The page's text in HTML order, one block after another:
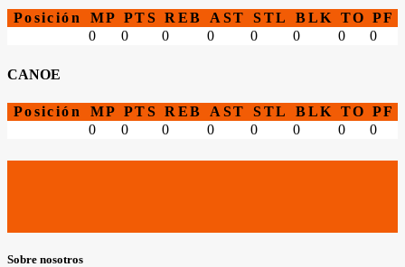
Posición MP PTS REB AST STL BLK TO PF
0
0 0 0 0 0 0 0
CANOE
Posición MP PTS REB AST STL BLK TO PF
0
0 0 0 0 0 0 0
Sobre nosotros